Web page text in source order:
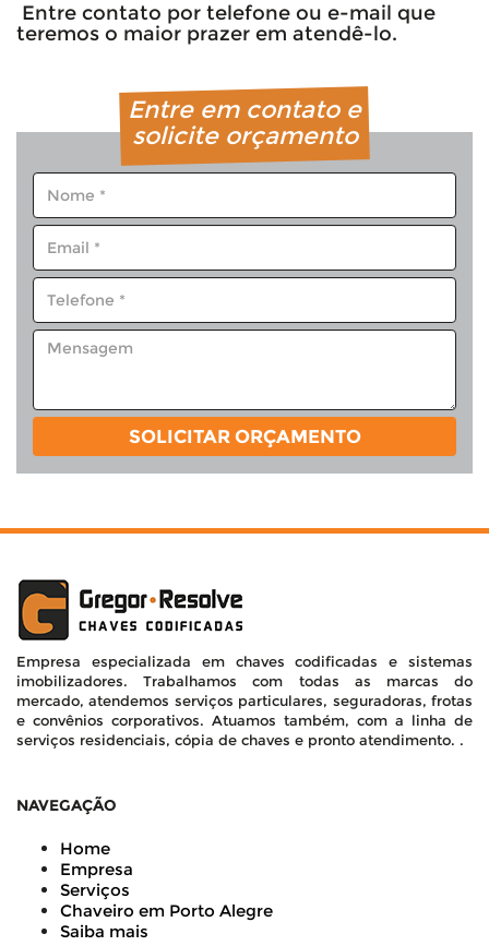
Entre contato por telefone ou e-mail que
teremos o maior prazer em atendê-lo.
Entre em contato e
solicite orçamento
SOLICITAR ORÇAMENTO
Empresa especializada em chaves codificadas e sistemas
imobilizadores. Trabalhamos com todas as marcas do
mercado, atendemos serviços particulares, seguradoras, frotas
e convênios corporativos. Atuamos também, com a linha de
serviços residenciais, cópia de chaves e pronto atendimento. .
NAVEGAÇÃO
Home
Empresa
Serviços
Chaveiro em Porto Alegre
Saiba mais